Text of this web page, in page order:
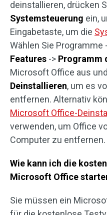
deinstallieren, drücken
Systemsteuerung ein,
Eingabetaste, um die
Wählen Sie Programme
Features -> Programm
Microsoft Office aus
Deinstallieren, um es
entfernen. Alternativ
Microsoft Office-
verwenden, um Office
Computer zu entfernen.
Wie kann ich die
Microsoft Office
Sie müssen ein